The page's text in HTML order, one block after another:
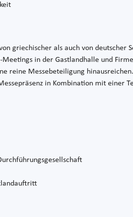
griechischer als auch von deutscher
in der Gastlandhalle und
reine Messebeteiligung hinausreichen.
in Kombination mit einer